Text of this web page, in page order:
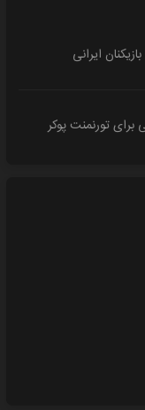
ایرانی
برای تورنمنت پوکر